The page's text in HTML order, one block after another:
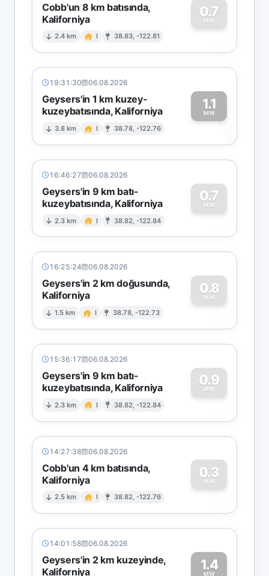
Cobb'un 8 km batısında,
Kaliforniya
2.4 km I 38.83, -122.81
0.7
MW
0
19:31:30 06.08.2026
Geysers'in 1 km kuzey-
kuzeybatısında, Kaliforniya
3.8 km I 38.78, -122.76
1.1
MW1
16:46:27 06.08.2026
Geysers'in 9 km batı-
kuzeybatısında, Kaliforniya
2.3 km I 38.82, -122.84
0.7
MW
0
16:25:24 06.08.2026
Geysers'in 2 km doğusunda,
Kaliforniya
1.5 km I 38.78, -122.73
0.8
MW
0
15:36:17 06.08.2026
Geysers'in 9 km batı-
kuzeybatısında, Kaliforniya
2.3 km I 38.82, -122.84
0.9
MW
0
14:27:38 06.08.2026
Cobb'un 4 km batısında,
Kaliforniya
2.5 km I 38.82, -122.76
0.3
MW
0
14:01:58 06.08.2026
Geysers'in 2 km kuzeyinde,
Kaliforniya
1.4
MW